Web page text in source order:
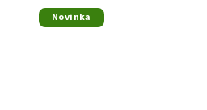
Novinka